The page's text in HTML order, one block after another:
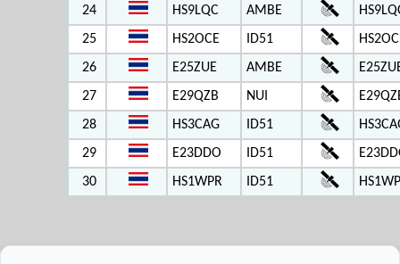
24
HS9LQC AMBE
25
HS2OCE ID51
26
E25ZUE AMBE
27
E29QZB NUI
28
HS3CAG ID51
29
E23DDO ID51
30
HS1WPR ID51